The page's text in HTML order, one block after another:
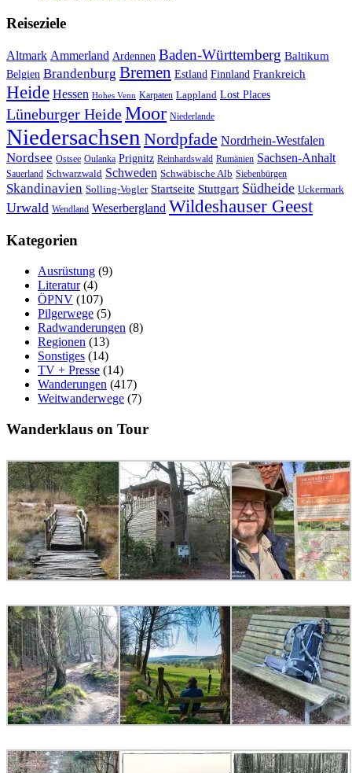
Reiseziele
Altmark Ammerland Ardennen Baden-Württemberg Baltikum
Belgien Brandenburg Bremen Estland Finnland Frankreich
Heide Hessen Hohes Venn Karpaten Lappland Lost Places
Lüneburger HeideMoor Niederlande
Niedersachsen Nordpfade Nordrhein-Westfalen
Nordsee Ostsee Oulanka Prignitz Reinhardswald Rumänien Sachsen-Anhalt
Sauerland Schwarzwald Schweden Schwäbische Alb Siebenbürgen
Skandinavien Solling-Vogler Startseite Stuttgart Südheide Uckermark
Urwald Wendland Weserbergland Wildeshauser Geest
Kategorien
Ausrüstung (9)
Literatur(4)
ÖPNV (107)
Pilgerwege (5)
Radwanderungen (8)
Regionen (13)
Sonstiges (14)
TV + Presse (14)
Wanderungen (417)
Weitwanderwege (7)
Wanderklaus on Tour